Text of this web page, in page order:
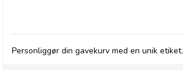
Personliggør din gavekurv med en unik etiket.